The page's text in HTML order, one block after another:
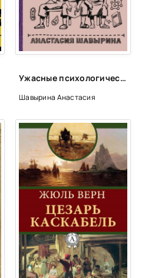
Ужасные психологические эксперименты: реальные факты из истории - Анастасия Шавырина
Шавырина Анастасия